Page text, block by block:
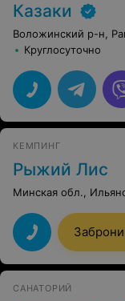
Казаки
Воложинский р-н,
Круглосуточно
КЕМПИНГ
Рыжий Лис
Минская обл.,
САНАТОРИЙ